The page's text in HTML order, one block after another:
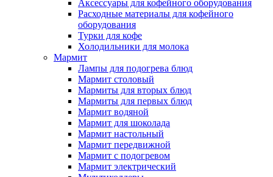
Аксессуары для кофейного оборудования
Расходные материалы для кофейного
оборудования
Турки для кофе
Холодильники для молока
Мармит
Лампы для подогрева блюд
Мармит столовый
Мармиты для вторых блюд
Мармиты для первых блюд
Мармит водяной
Мармит для шоколада
Мармит настольный
Мармит передвижной
Мармит с подогревом
Мармит электрический